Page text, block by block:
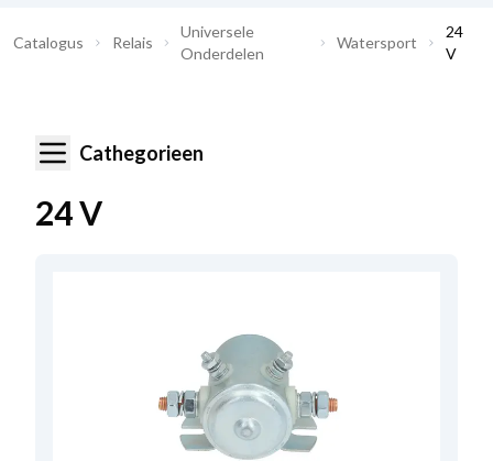
Catalogus Relais
Universele
Onderdelen
Watersport
24
V
Cathegorieen
24 V